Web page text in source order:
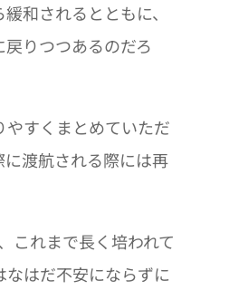
和されるとともに、
りつつあるのだろ
すくまとめていただ
渡航される際には再
これまで長く培われて
はだ不安にならずに